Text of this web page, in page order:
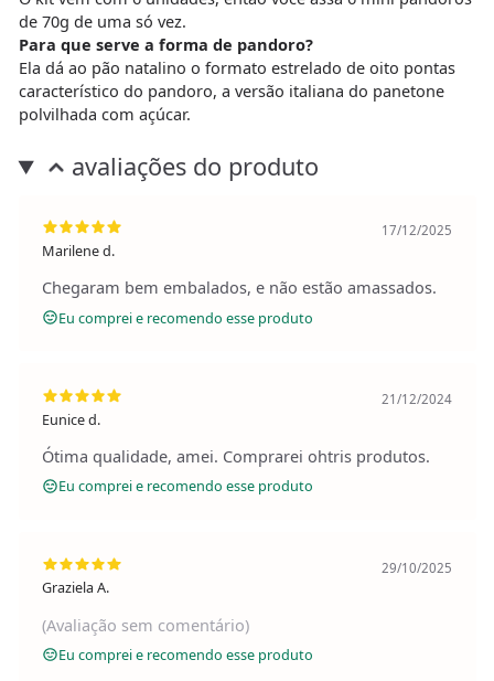
de 70g de uma só vez.
Para que serve a forma de pandoro?
Ela dá ao pão natalino o formato estrelado de oito pontas
característico do pandoro, a versão italiana do panetone
polvilhada com açúcar.
avaliações do produto
Marilene d.
17/12/2025
Chegaram bem embalados, e não estão amassados.
Eu comprei e recomendo esse produto
Eunice d.
21/12/2024
Ótima qualidade, amei. Comprarei ohtris produtos.
Eu comprei e recomendo esse produto
Graziela A.
29/10/2025
(Avaliação sem comentário)
Eu comprei e recomendo esse produto